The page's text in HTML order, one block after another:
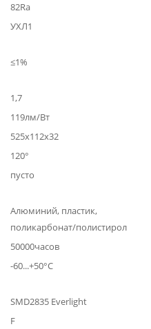
82Ra
УХЛ1
≤1%
1,7
119лм/Вт
525х112х32
120°
пусто
Алюминий, пластик,
поликарбонат/полистирол
50000часов
-60...+50°С
SMD2835 Everlight
F